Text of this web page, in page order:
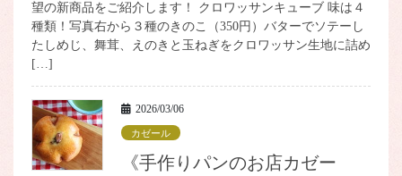
望の新商品をご紹介します！ クロワッサンキューブ 味は４
種類！写真右から３種のきのこ（350円）バターでソテーし
たしめじ、舞茸、えのきと玉ねぎをクロワッサン生地に詰め
[…]
2026/03/06
カゼール
《手作りパンのお店カゼー